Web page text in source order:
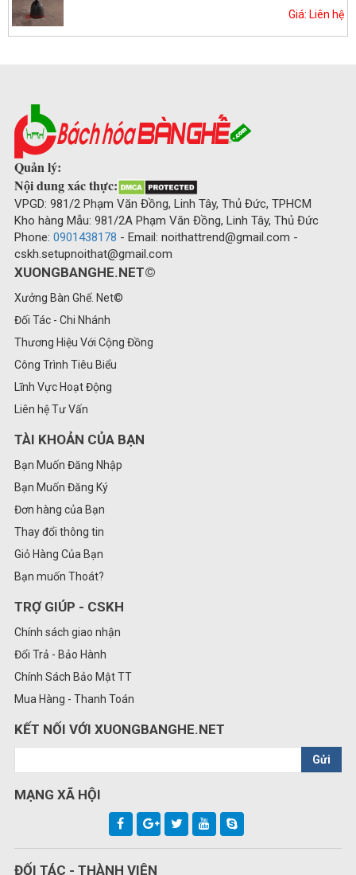
Giá: Liên hệ
Quản lý:
Nội dung xác thực:
VPGD: 981/2 Phạm Văn Đồng, Linh Tây, Thủ Đức, TPHCM
Kho hàng Mẫu: 981/2A Phạm Văn Đồng, Linh Tây, Thủ Đức
Phone: 0901438178 - Email: noithattrend@gmail.com -
cskh.setupnoithat@gmail.com
XUONGBANGHE.NET©
Xưởng Bàn Ghế. Net©
Đối Tác - Chi Nhánh
Thương Hiệu Với Cộng Đồng
Công Trình Tiêu Biểu
Lĩnh Vực Hoạt Động
Liên hệ Tư Vấn
TÀI KHOẢN CỦA BẠN
Bạn Muốn Đăng Nhập
Bạn Muốn Đăng Ký
Đơn hàng của Bạn
Thay đổi thông tin
Giỏ Hàng Của Bạn
Bạn muốn Thoát?
TRỢ GIÚP - CSKH
Chính sách giao nhận
Đổi Trả - Bảo Hành
Chính Sách Bảo Mật TT
Mua Hàng - Thanh Toán
KẾT NỐI VỚI XUONGBANGHE.NET
Gửi
MẠNG XÃ HỘI
ĐỐI TÁC - THÀNH VIÊN